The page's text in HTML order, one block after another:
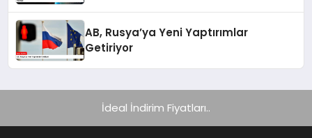
AB, Rusya’ya Yeni Yaptırımlar
Getiriyor
İdeal İndirim Fiyatları..